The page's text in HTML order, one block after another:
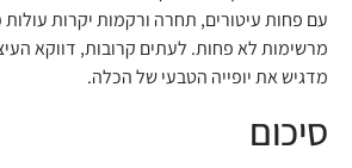
עם פחות עיטורים, תחרה ורקמות יקרות עולות
מרשימות לא פחות. לעתים קרובות, דווקא
מדגיש את יופייה הטבעי של הכלה.
סיכום